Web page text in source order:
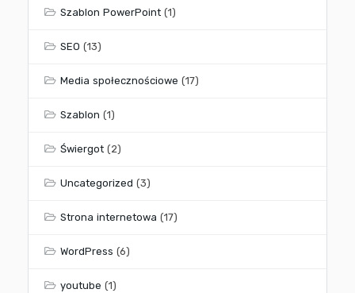
Szablon PowerPoint (1)
SEO (13)
Media społecznościowe (17)
Szablon (1)
Świergot (2)
Uncategorized (3)
Strona internetowa (17)
WordPress (6)
youtube (1)